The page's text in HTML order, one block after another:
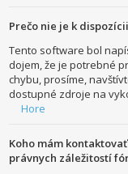
Prečo nie je k
Tento software bol
dojem, že je potrebné
chybu, prosíme,
dostupné zdroje na
Hore
Koho mám
právnych záležitostí